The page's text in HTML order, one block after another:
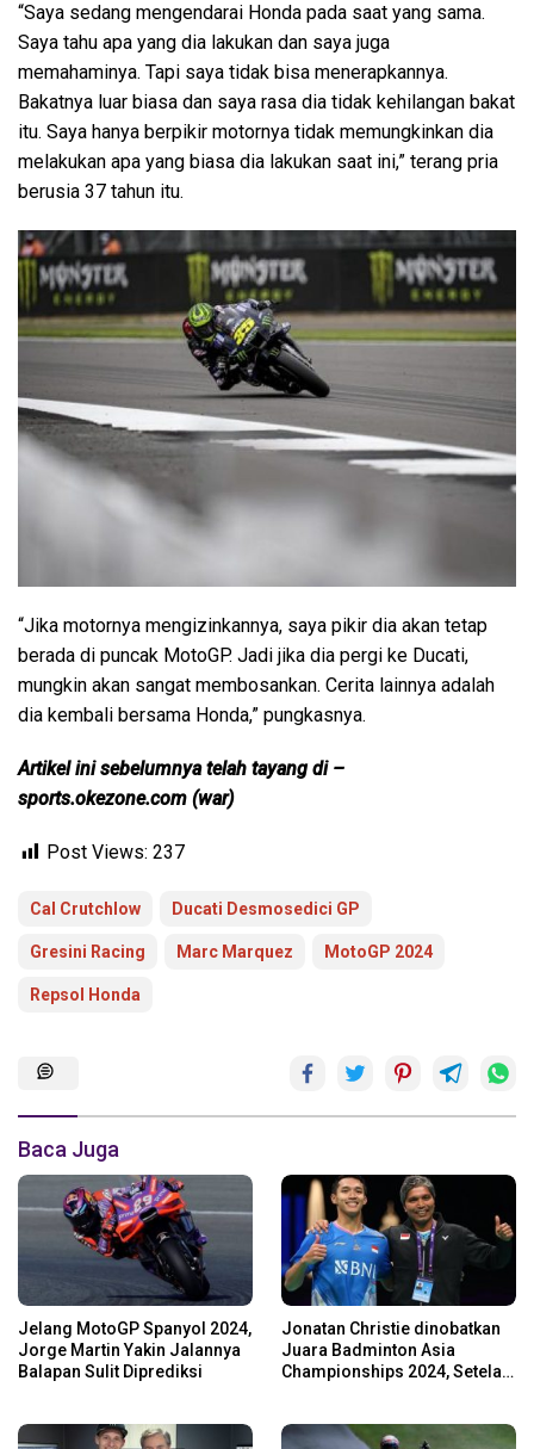
“Saya sedang mengendarai Honda pada saat yang sama.
Saya tahu apa yang dia lakukan dan saya juga
memahaminya. Tapi saya tidak bisa menerapkannya.
Bakatnya luar biasa dan saya rasa dia tidak kehilangan bakat
itu. Saya hanya berpikir motornya tidak memungkinkan dia
melakukan apa yang biasa dia lakukan saat ini,” terang pria
berusia 37 tahun itu.
“Jika motornya mengizinkannya, saya pikir dia akan tetap
berada di puncak MotoGP. Jadi jika dia pergi ke Ducati,
mungkin akan sangat membosankan. Cerita lainnya adalah
dia kembali bersama Honda,” pungkasnya.
Artikel ini sebelumnya telah tayang di –
sports.okezone.com (war)
Post Views: 237
Cal Crutchlow Ducati Desmosedici GP
Gresini Racing Marc Marquez MotoGP 2024
Repsol Honda
Baca Juga
Jelang MotoGP Spanyol 2024,
Jorge Martin Yakin Jalannya
Balapan Sulit Diprediksi
Jonatan Christie dinobatkan
Juara Badminton Asia
Championships 2024, Setelah